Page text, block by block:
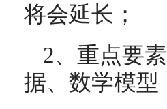
将会延长；
2、重点要
据、数学模型